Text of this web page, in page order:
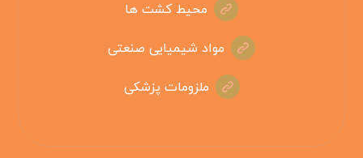
محیط کشت ها
مواد شیمیایی صنعتی
ملزومات پزشکی